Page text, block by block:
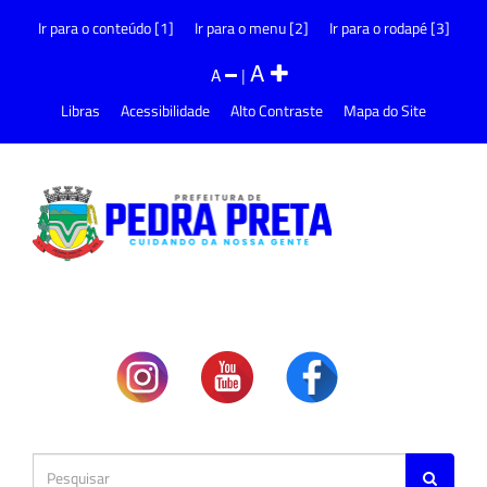
Ir para o conteúdo [1] Ir para o menu [2] Ir para o rodapé [3]
A |A
Libras Acessibilidade Alto Contraste Mapa do Site